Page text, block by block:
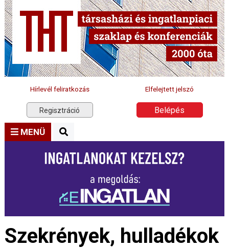
Hírlevél feliratkozás Elfelejtett jelszó
Regisztráció Belépés
MENÜ
Szekrények, hulladékok